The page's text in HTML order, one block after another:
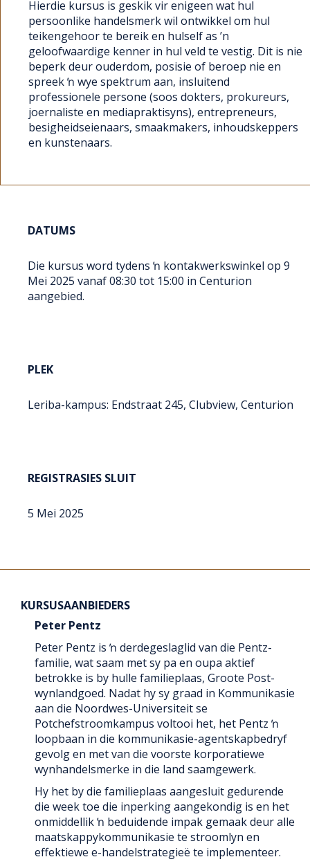
Hierdie kursus is geskik vir enigeen wat hul
persoonlike handelsmerk wil ontwikkel om hul
teikengehoor te bereik en hulself as ’n
geloofwaardige kenner in hul veld te vestig. Dit is nie
beperk deur ouderdom, posisie of beroep nie en
spreek ŉ wye spektrum aan, insluitend
professionele persone (soos dokters, prokureurs,
joernaliste en mediapraktisyns), entrepreneurs,
besigheidseienaars, smaakmakers, inhoudskeppers
en kunstenaars.
DATUMS
Die kursus word tydens ŉ kontakwerkswinkel op 9
Mei 2025 vanaf 08:30 tot 15:00 in Centurion
aangebied.
PLEK
Leriba-kampus: Endstraat 245, Clubview, Centurion
REGISTRASIES SLUIT
5 Mei 2025
KURSUSAANBIEDERS
Peter Pentz
Peter Pentz is ŉ derdegeslaglid van die Pentz-
familie, wat saam met sy pa en oupa aktief
betrokke is by hulle familieplaas, Groote Post-
wynlandgoed. Nadat hy sy graad in Kommunikasie
aan die Noordwes-Universiteit se
Potchefstroomkampus voltooi het, het Pentz ŉ
loopbaan in die kommunikasie-agentskapbedryf
gevolg en met van die voorste korporatiewe
wynhandelsmerke in die land saamgewerk.
Hy het by die familieplaas aangesluit gedurende
die week toe die inperking aangekondig is en het
onmiddellik ŉ beduidende impak gemaak deur alle
maatskappykommunikasie te stroomlyn en
effektiewe e-handelstrategieë te implementeer.